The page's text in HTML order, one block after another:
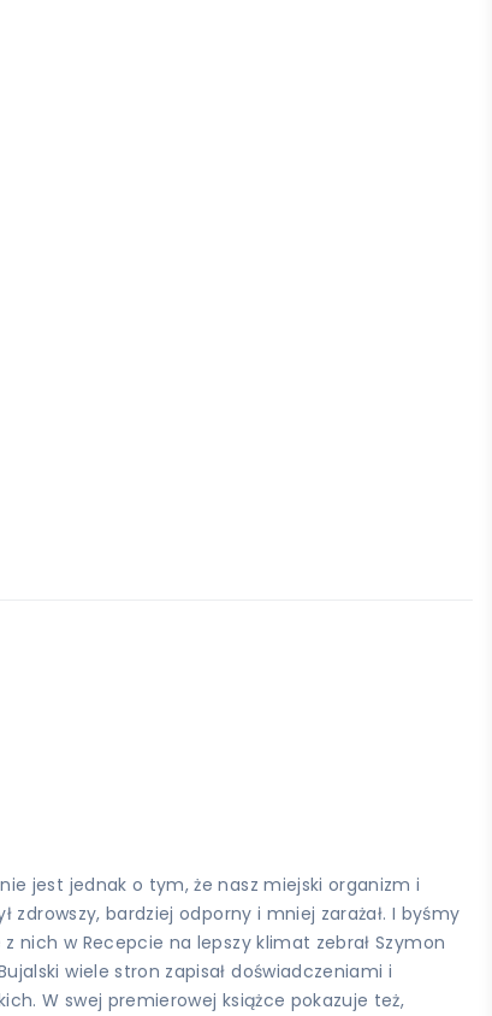
jest jednak o tym, że nasz miejski organizm i
bardziej odporny i mniej zarażał. I byśmy
nich w Recepcie na lepszy klimat zebrał Szymon
wiele stron zapisał doświadczeniami i
W swej premierowej książce pokazuje też,